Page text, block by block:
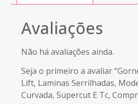
Avaliações
Não há avaliações ainda.
Seja o primeiro a avaliar
Lift, Laminas Serrilhadas,
Curvada, Supercut E Tc,